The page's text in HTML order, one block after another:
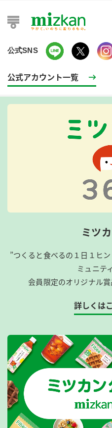
公式SNS
公式アカウント一覧
ミツ
”つくると食べるの１日１ヒ
ミュニテ
会員限定のオリジナル
詳しくは